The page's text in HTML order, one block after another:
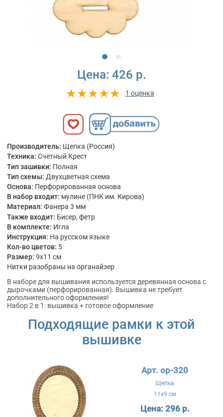
Цена: 426 р.
1 оценка
Производитель: Щепка (Россия)
Техника: Счетный Крест
Тип зашивки: Полная
Тип схемы: Двухцветная схема
Основа: Перфорированная основа
В набор входит: мулине (ПНК им. Кирова)
Материал: Фанера 3 мм
Также входит: Бисер, фетр
В комплекте: Игла
Инструкция: На русском языке
Кол-во цветов: 5
Размер: 9x11 см
Нитки разобраны на органайзер
В наборе для вышивания используется деревянная основа с
дырочками (перфорированная). Вышивка не требует
дополнительного оформления!
Набор 2 в 1: вышивка + готовое оформление
Подходящие рамки к этой
вышивке
Арт. ор-320
Щепка
11x9 см
Цена: 296 р.